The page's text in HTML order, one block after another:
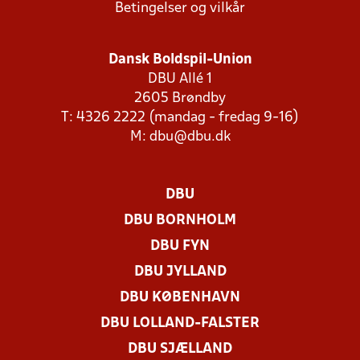
Betingelser og vilkår
Dansk Boldspil-Union
DBU Allé 1
2605 Brøndby
T: 4326 2222 (mandag - fredag 9-16)
M: dbu@dbu.dk
DBU
DBU BORNHOLM
DBU FYN
DBU JYLLAND
DBU KØBENHAVN
DBU LOLLAND-FALSTER
DBU SJÆLLAND